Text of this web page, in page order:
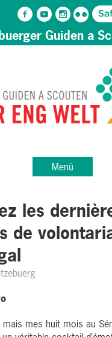
Guiden a
Menü
les
de
mes huit mois au